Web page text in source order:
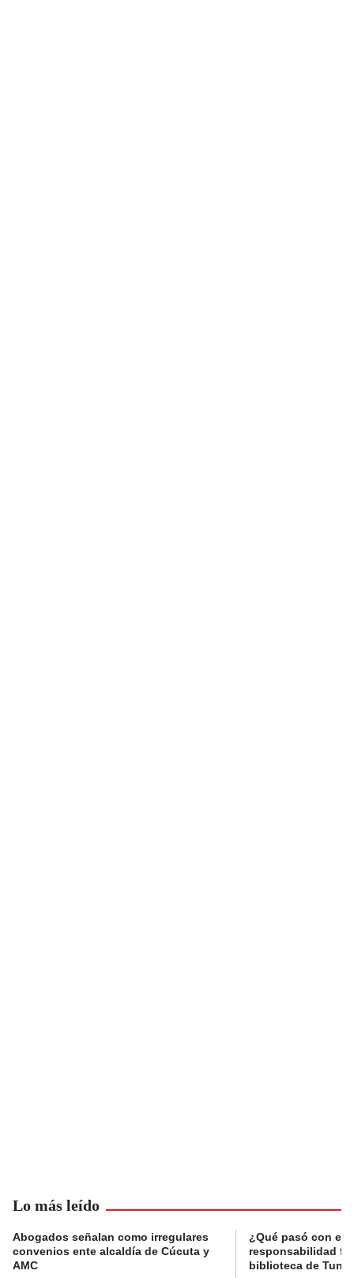
Lo más leído
Abogados señalan como irregulares
convenios ente alcaldía de Cúcuta y
AMC
¿Qué pasó con el
responsabilidad
biblioteca de